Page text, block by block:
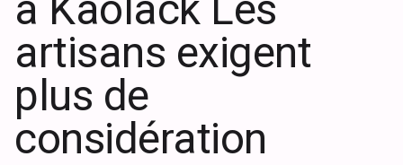
artisans exigent
plus de
considération